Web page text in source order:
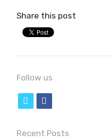
Share this post
Follow us
i
c
Recent Posts